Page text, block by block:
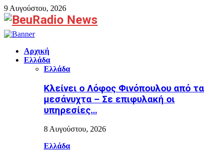
9 Αυγούστου, 2026
Facebook
Αρχική
Ελλάδα
Ελλάδα
Κλείνει ο Λόφος Φινόπουλου από τα
μεσάνυχτα – Σε επιφυλακή οι
υπηρεσίες…
8 Αυγούστου, 2026
Ελλάδα